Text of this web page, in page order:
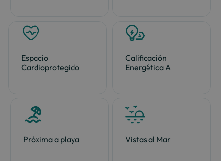
Espacio
Cardioprotegido
Calificación
Energética A
Próxima a playa Vistas al Mar